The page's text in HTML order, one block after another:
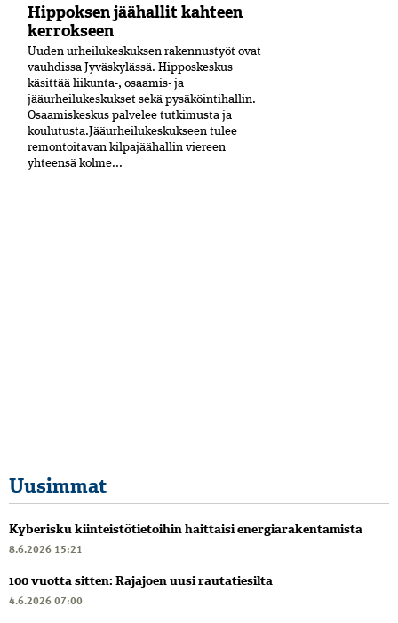
Hippoksen jäähallit kahteen
kerrokseen
Uuden urheilukeskuksen rakennustyöt ovat
vauhdissa Jyväskylässä. Hipposkeskus
käsittää liikunta-, osaamis- ja
jääurheilukeskukset sekä pysäköintihallin.
Osaamiskeskus palvelee tutkimusta ja
koulutusta.Jääurheilukeskukseen tulee
remontoitavan kilpajäähallin viereen
yhteensä kolme...
Uusimmat
Kyberisku kiinteistötietoihin haittaisi energiarakentamista
8.6.2026 15:21
100 vuotta sitten: Rajajoen uusi rautatiesilta
4.6.2026 07:00